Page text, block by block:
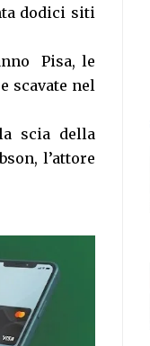
dodici siti
Pisa, le
scavate nel
scia della
l’attore